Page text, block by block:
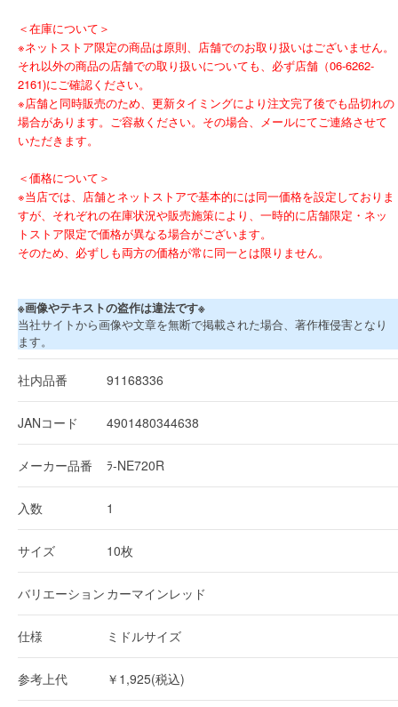
＜在庫について＞
※ネットストア限定の商品は原則、店舗でのお取り扱いはございません。
それ以外の商品の店舗での取り扱いについても、必ず店舗（06-6262-
2161)にご確認ください。
※店舗と同時販売のため、更新タイミングにより注文完了後でも品切れの
場合があります。ご容赦ください。その場合、メールにてご連絡させて
いただきます。
＜価格について＞
※当店では、店舗とネットストアで基本的には同一価格を設定しておりま
すが、それぞれの在庫状況や販売施策により、一時的に店舗限定・ネッ
トストア限定で価格が異なる場合がございます。
そのため、必ずしも両方の価格が常に同一とは限りません。
※画像やテキストの盗作は違法です※
当社サイトから画像や文章を無断で掲載された場合、著作権侵害となり
ます。
社内品番 91168336
JANコード 4901480344638
メーカー品番 ﾗ-NE720R
入数 1
サイズ 10枚
バリエーション カーマインレッド
仕様 ミドルサイズ
参考上代 ￥1,925(税込)